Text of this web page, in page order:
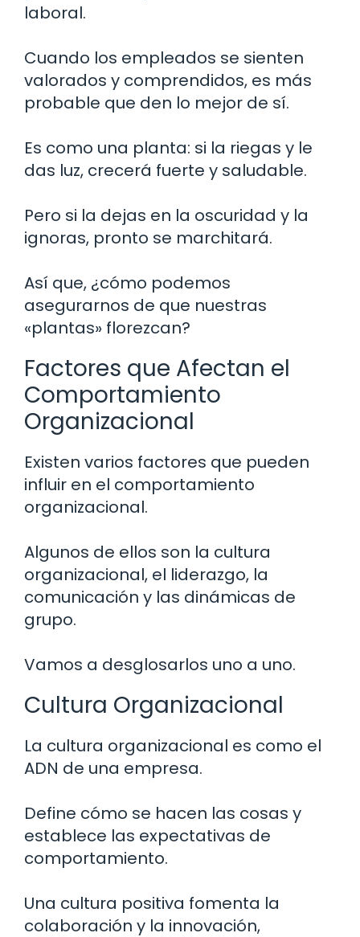
laboral.
Cuando los empleados se sienten
valorados y comprendidos, es más
probable que den lo mejor de sí.
Es como una planta: si la riegas y le
das luz, crecerá fuerte y saludable.
Pero si la dejas en la oscuridad y la
ignoras, pronto se marchitará.
Así que, ¿cómo podemos
asegurarnos de que nuestras
«plantas» florezcan?
Factores que Afectan el
Comportamiento
Organizacional
Existen varios factores que pueden
influir en el comportamiento
organizacional.
Algunos de ellos son la cultura
organizacional, el liderazgo, la
comunicación y las dinámicas de
grupo.
Vamos a desglosarlos uno a uno.
Cultura Organizacional
La cultura organizacional es como el
ADN de una empresa.
Define cómo se hacen las cosas y
establece las expectativas de
comportamiento.
Una cultura positiva fomenta la
colaboración y la innovación,